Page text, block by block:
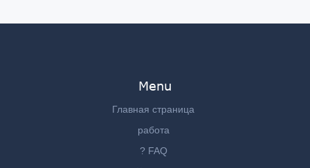
Menu
Главная страница
работа
? FAQ